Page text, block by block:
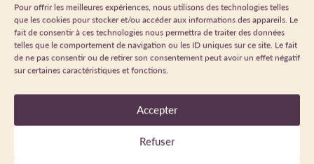
Pour offrir les meilleures expériences, nous utilisons des technologies telles
que les cookies pour stocker et/ou accéder aux informations des appareils. Le
fait de consentir à ces technologies nous permettra de traiter des données
telles que le comportement de navigation ou les ID uniques sur ce site. Le fait
de ne pas consentir ou de retirer son consentement peut avoir un effet négatif
sur certaines caractéristiques et fonctions.
Accepter
Refuser
Surface : 24m²
Nombre de lits doubles : 1
Nombre de salles de bain : 1
Nombre de wc : 1